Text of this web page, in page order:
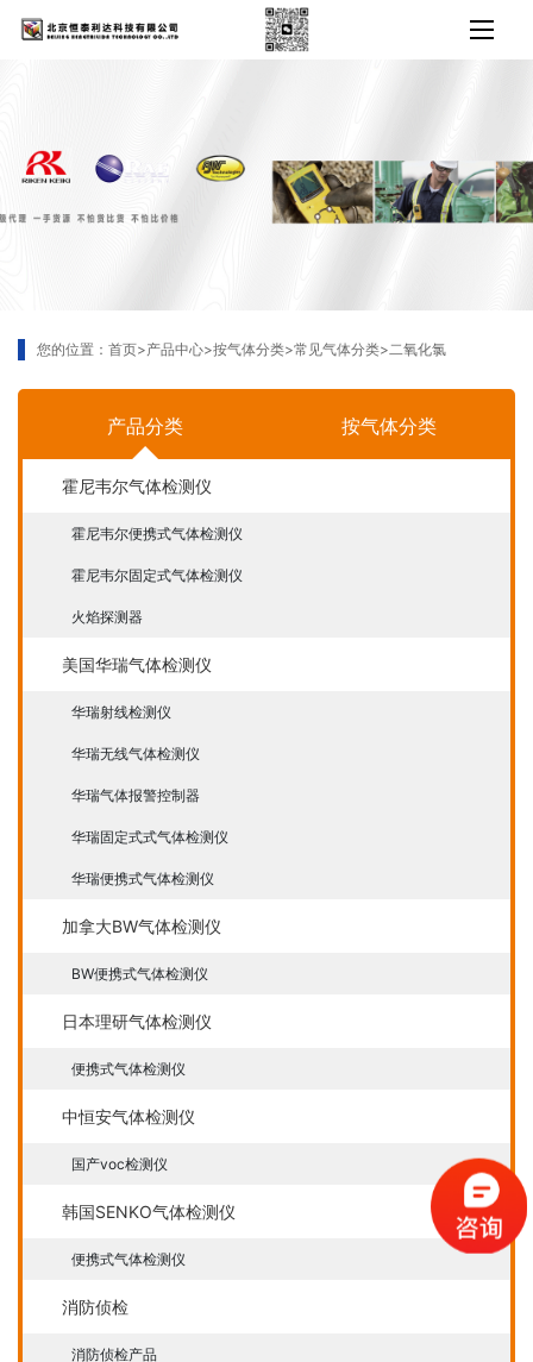
您的位置： 首页>产品中心>按气体分类>常见气体分类>二氧化氯
产品分类 按气体分类
霍尼韦尔气体检测仪
霍尼韦尔便携式气体检测仪
霍尼韦尔固定式气体检测仪
火焰探测器
美国华瑞气体检测仪
华瑞射线检测仪
华瑞无线气体检测仪
华瑞气体报警控制器
华瑞固定式式气体检测仪
华瑞便携式气体检测仪
加拿大BW气体检测仪
BW便携式气体检测仪
日本理研气体检测仪
便携式气体检测仪
中恒安气体检测仪
国产voc检测仪
韩国SENKO气体检测仪
便携式气体检测仪
消防侦检
消防侦检产品